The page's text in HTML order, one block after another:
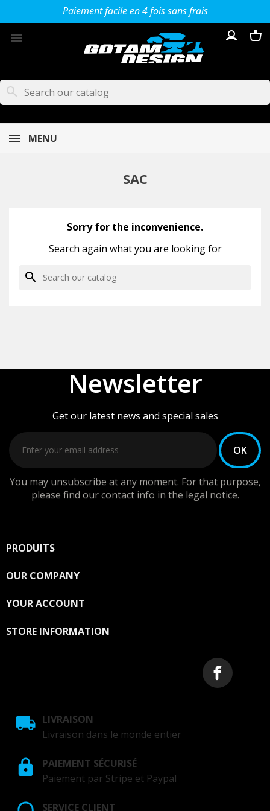
Paiement facile en 4 fois sans frais

search
MENU
SAC
Sorry for the inconvenience.
Search again what you are looking for
search
Newsletter
Get our latest news and special sales
You may unsubscribe at any moment. For that purpose,
please find our contact info in the legal notice.
PRODUITS
OUR COMPANY
YOUR ACCOUNT
STORE INFORMATION
LIVRAISON
Livraison dans le monde entier
PAIEMENT SÉCURISÉ
Paiement par Stripe et Paypal
SERVICE CLIENT